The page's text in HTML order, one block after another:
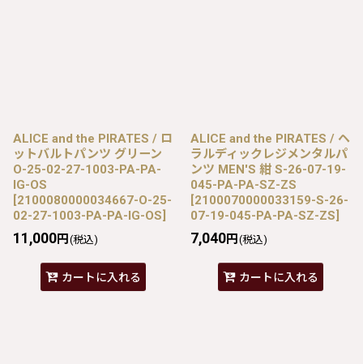
ALICE and the PIRATES / ロ
ットバルトパンツ グリーン
O-25-02-27-1003-PA-PA-
IG-OS
[2100080000034667-O-25-
02-27-1003-PA-PA-IG-OS]
11,000円 (税込)
カートに入れる
ALICE and the PIRATES / ヘ
ラルディックレジメンタルパ
ンツ MEN'S 紺 S-26-07-19-
045-PA-PA-SZ-ZS
[2100070000033159-S-26-
07-19-045-PA-PA-SZ-ZS]
7,040円 (税込)
カートに入れる